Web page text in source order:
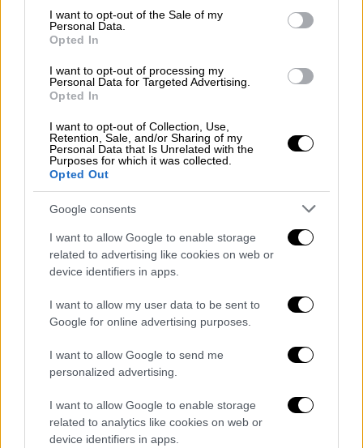
consent section.
I want to opt-out of the Sale of my
Personal Data.
Opted In
I want to opt-out of processing my
Personal Data for Targeted Advertising.
Opted In
I want to opt-out of Collection, Use,
Retention, Sale, and/or Sharing of my
Personal Data that Is Unrelated with the
Purposes for which it was collected.
Opted Out
Google consents
I want to allow Google to enable storage
related to advertising like cookies on web or
device identifiers in apps.
I want to allow my user data to be sent to
Google for online advertising purposes.
I want to allow Google to send me
personalized advertising.
I want to allow Google to enable storage
related to analytics like cookies on web or
device identifiers in apps.
Σε διαπραγμάτευση στο Χρηματιστήριο
οι νέες μετοχές
Τα 6 δισεκατομμύρια ευρώ αναμένεται να
αγγίξει το ανεκτέλεστο της AKTOR
Έλληνες μηχανικοί «τρυπούν» τα
Καρπάθια: Σε πλήρη εξέλιξη το